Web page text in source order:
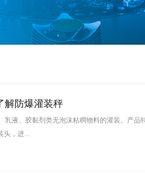
解防爆灌装秤
乳液、胶黏剂类无泡沫粘稠物料的灌装。产品
，进...